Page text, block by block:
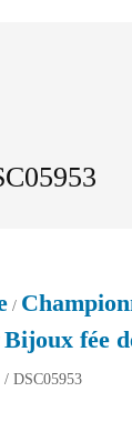
/
Bijoux fée
/ DSC05953